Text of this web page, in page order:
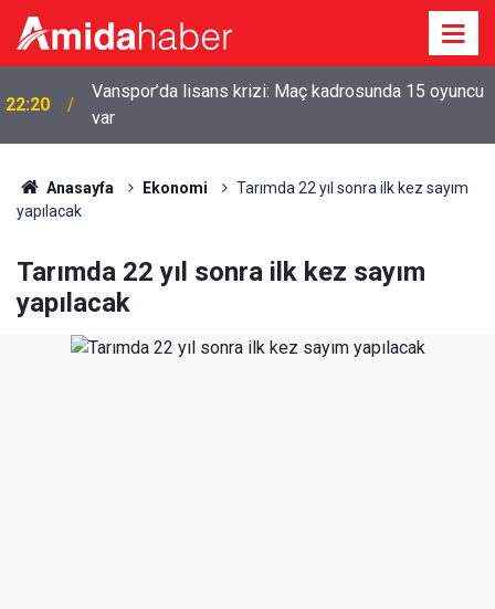
22:20
Vanspor’da lisans krizi: Maç kadrosunda 15 oyuncu
var
Anasayfa Ekonomi
Tarımda 22 yıl sonra ilk kez sayım
yapılacak
Tarımda 22 yıl sonra ilk kez sayım
yapılacak